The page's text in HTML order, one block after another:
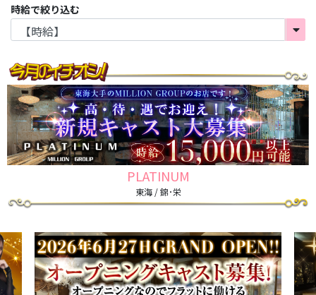
時給で絞り込む
東海 / 錦･栄
PLATINUM